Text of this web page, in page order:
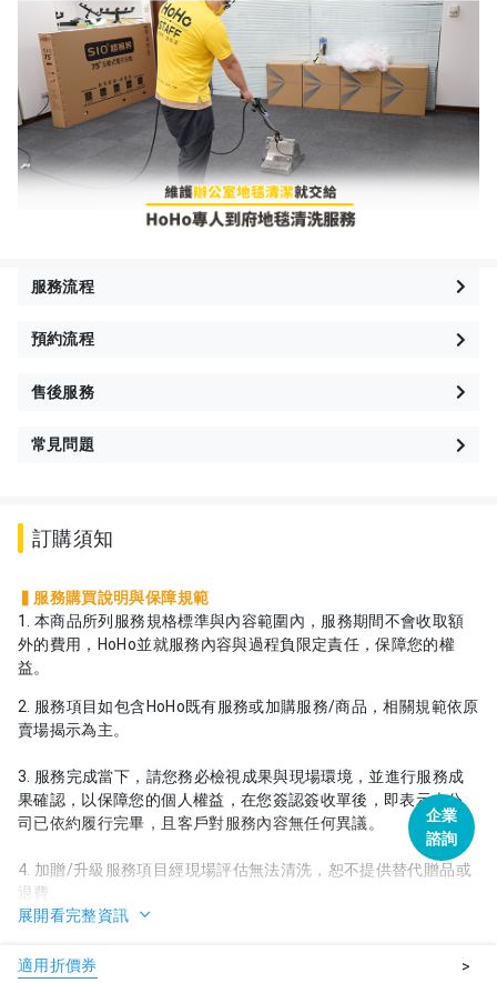
適用折價券 >
服務流程
預約流程
售後服務
常見問題
訂購須知
▍服務購買說明與保障規範
1. 本商品所列服務規格標準與內容範圍內，服務期間不會收取額
外的費用，HoHo並就服務內容與過程負限定責任，保障您的權
益。
2. 服務項目如包含HoHo既有服務或加購服務/商品，相關規範依原
賣場揭示為主。
3. 服務完成當下，請您務必檢視成果與現場環境，並進行服務成
果確認，以保障您的個人權益，在您簽認簽收單後，即表示本公
司已依約履行完畢，且客戶對服務內容無任何異議。
4. 加贈/升級服務項目經現場評估無法清洗，恕不提供替代贈品或
退費。
件之情事，請於服務完成2日內通知客服逾期恕無法受理，受理後
展開看完整資訊
企業
諮詢